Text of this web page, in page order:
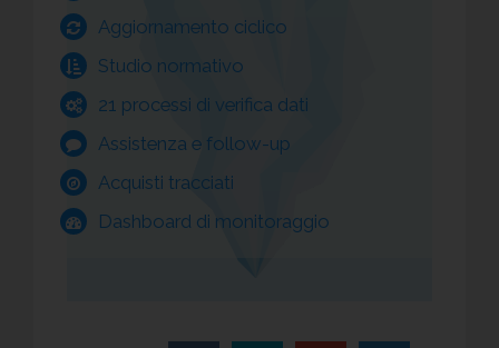
Aggiornamento ciclico
Studio normativo
21 processi di verifica dati
Assistenza e follow-up
Acquisti tracciati
Dashboard di monitoraggio